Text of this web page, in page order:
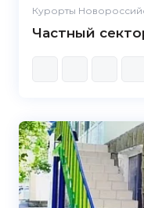
Курорты
Частный